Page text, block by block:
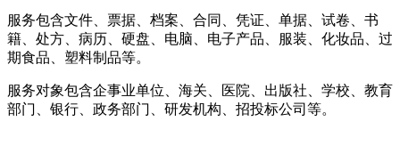
服务包含文件、票据、档案、合同、凭证、单据、试卷、书
籍、处方、病历、硬盘、电脑、电子产品、服装、化妆品、过
期食品、塑料制品等。
服务对象包含企事业单位、海关、医院、出版社、学校、教育
部门、银行、政务部门、研发机构、招投标公司等。